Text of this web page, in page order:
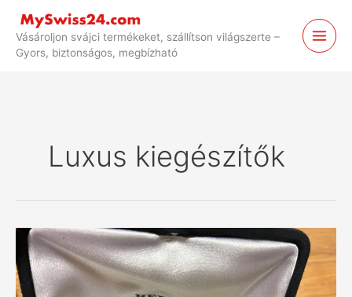
tartalomhoz
Vásároljon svájci termékeket, szállítson világszerte –
Gyors, biztonságos, megbízható
Luxus kiegészítők
Svájcból
származó
Hermès